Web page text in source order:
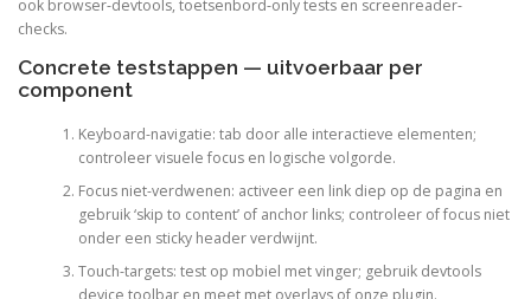
ook browser-devtools, toetsenbord-only tests en screenreader-
checks.
Concrete teststappen — uitvoerbaar per
component
Keyboard-navigatie: tab door alle interactieve elementen;
controleer visuele focus en logische volgorde.
Focus niet-verdwenen: activeer een link diep op de pagina en
gebruik ‘skip to content’ of anchor links; controleer of focus niet
onder een sticky header verdwijnt.
Touch-targets: test op mobiel met vinger; gebruik devtools
device toolbar en meet met overlays of onze plugin.